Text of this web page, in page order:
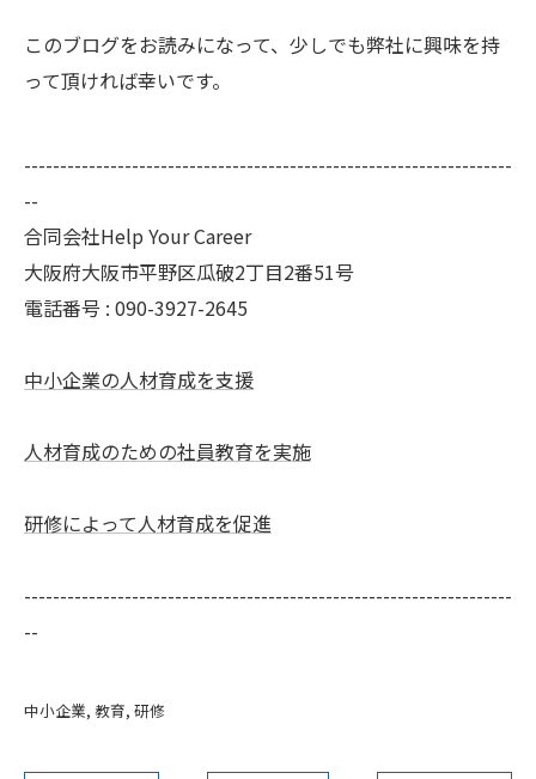
このブログをお読みになって、少しでも弊社に興味を持
って頂ければ幸いです。
--------------------------------------------------------------------
--
合同会社Help Your Career
大阪府大阪市平野区瓜破2丁目2番51号
電話番号 : 090-3927-2645
中小企業の人材育成を支援
人材育成のための社員教育を実施
研修によって人材育成を促進
--------------------------------------------------------------------
--
中小企業 教育 研修